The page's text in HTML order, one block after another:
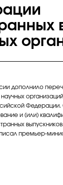
дополнило
и (или)
премьер-